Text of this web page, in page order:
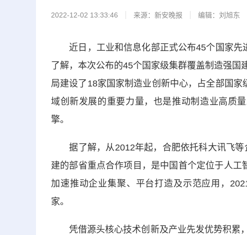
2022-12-02 13:33:46 来源： 新安晚报 编辑：刘旭东
近日，工业和信息化部正式公布45个国家先
了解，本次公布的45个国家级集群覆盖制造强
局建设了18家国家制造业创新中心，占全部国
域创新发展的重要力量，也是推动制造业高质
擎。
据了解，从2012年起，合肥依托科大讯飞等
建的部省重点合作项目，是中国首个定位于人
加速推动企业集聚、平台打造及示范应用，
家。
凭借源头核心技术创新及产业先发优势积累